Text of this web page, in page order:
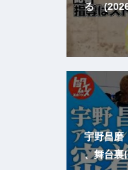
る
宇野昌磨
、舞台